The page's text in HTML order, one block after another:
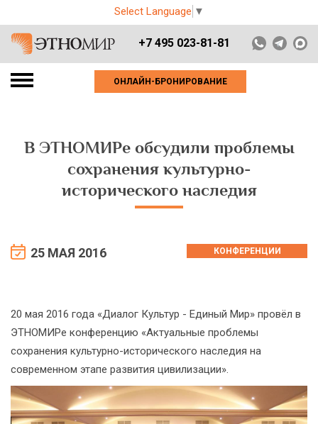
Select Language ▼
+7 495 023-81-81
ОНЛАЙН-БРОНИРОВАНИЕ
В ЭТНОМИРе обсудили проблемы
сохранения культурно-
исторического наследия
25 МАЯ 2016 КОНФЕРЕНЦИИ
20 мая 2016 года «Диалог Культур - Единый Мир» провёл в
ЭТНОМИРе конференцию «Актуальные проблемы
сохранения культурно-исторического наследия на
современном этапе развития цивилизации».